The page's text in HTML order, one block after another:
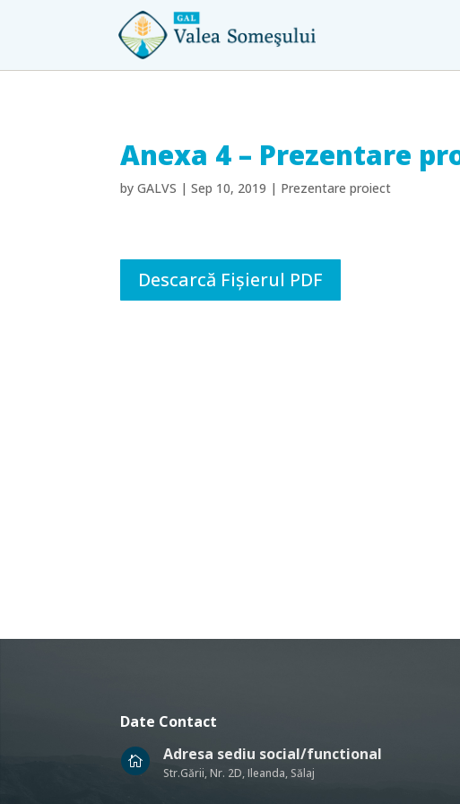
Anexa 4 – Prezentare
byGALVS |Sep 10, 2019 | Prezentare proiect
Descarcă Fișierul PDF
Date Contact
 Adresa sediu social/functional
Str.Gării, Nr. 2D, Ileanda, Sălaj